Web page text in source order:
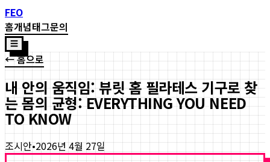
FEO
홈개념태그문의
☰
← 홈으로
내 안의 움직임: 뷰릿 홈 필라테스 기구로 찾
는 몸의 균형: EVERYTHING YOU NEED
TO KNOW
조시안•2026년 4월 27일